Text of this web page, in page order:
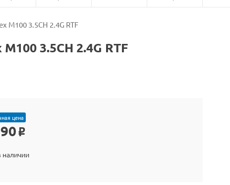
M100 3.5CH 2.4G RTF
3.5CH 2.4G RTF
цена
o
наличии